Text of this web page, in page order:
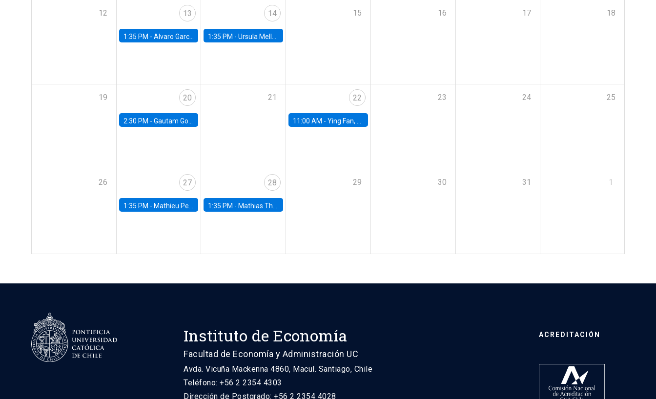
12 13
1:35 PM - Alvaro Garcia-Marin, Universidad de Los Andes
14
1:35 PM -Ursula Mello, Insper - Institute of Education and Research
15 16 17 18
19 20
2:30 PM - Gautam Gowrisankaran, Columbia University
21 22
11:00 AM -Ying Fan, University of Michigan
23 24 25
26 27
1:35 PM - Mathieu Pedemonte, IDB
28
1:35 PM - Mathias Thoenig, University of Lausanne
29 30 31 1
Instituto de Economía
Facultad de Economía y Administración UC
Avda. Vicuña Mackenna 4860, Macul. Santiago, Chile
Teléfono: +56 2 2354 4303
Dirección de Postgrado: +56 2 2354 4028
ACREDITACIÓN